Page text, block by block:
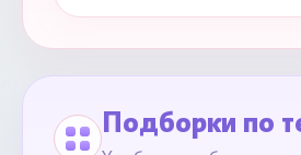
Подборки по